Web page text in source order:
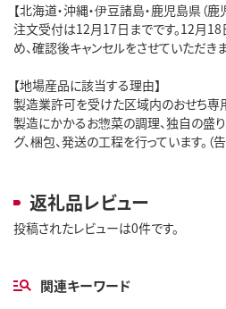
【北海道・沖縄・伊豆諸島・鹿児島県（
注文受付は12月17日までです。12月
め、確認後キャンセルをさせていただきま
【地場産品に該当する理由】
製造業許可を受けた区域内のおせち専
製造にかかるお惣菜の調理、独自の盛
グ、梱包、発送の工程を行っています。
返礼品レビュー
投稿されたレビューは0件です。
関連キーワード